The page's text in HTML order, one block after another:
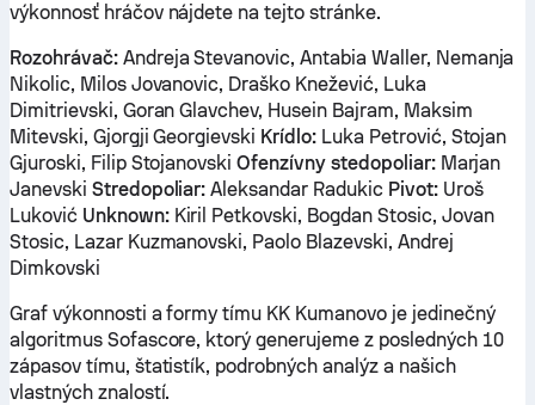
výkonnosť hráčov nájdete na tejto stránke.
Rozohrávač:Andreja Stevanovic, Antabia Waller, Nemanja
Nikolic, Milos Jovanovic, Draško Knežević, Luka
Dimitrievski, Goran Glavchev, Husein Bajram, Maksim
Mitevski, Gjorgji Georgievski Krídlo:Luka Petrović, Stojan
Gjuroski, Filip StojanovskiOfenzívny stedopoliar:Marjan
Janevski Stredopoliar: Aleksandar Radukic Pivot:Uroš
Luković Unknown:Kiril Petkovski, Bogdan Stosic, Jovan
Stosic, Lazar Kuzmanovski, Paolo Blazevski, Andrej
Dimkovski
Graf výkonnosti a formy tímu KK Kumanovo je jedinečný
algoritmus Sofascore, ktorý generujeme z posledných 10
zápasov tímu, štatistík, podrobných analýz a našich
vlastných znalostí.